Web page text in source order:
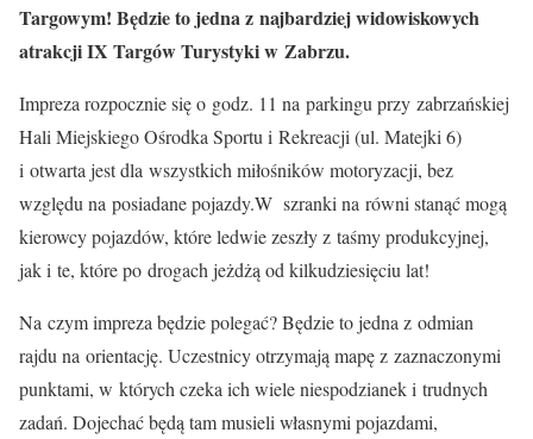
Targowym! Będzie to jedna z najbardziej widowiskowych
atrakcji IX Targów Turystyki w Zabrzu.
Impreza rozpocznie się o godz. 11 na parkingu przy zabrzańskiej
Hali Miejskiego Ośrodka Sportu i Rekreacji (ul. Matejki 6)
i otwarta jest dla wszystkich miłośników motoryzacji, bez
względu na posiadane pojazdy.W szranki na równi stanąć mogą
kierowcy pojazdów, które ledwie zeszły z taśmy produkcyjnej,
jak i te, które po drogach jeżdżą od kilkudziesięciu lat!
Na czym impreza będzie polegać? Będzie to jedna z odmian
rajdu na orientację. Uczestnicy otrzymają mapę z zaznaczonymi
punktami, w których czeka ich wiele niespodzianek i trudnych
zadań. Dojechać będą tam musieli własnymi pojazdami,